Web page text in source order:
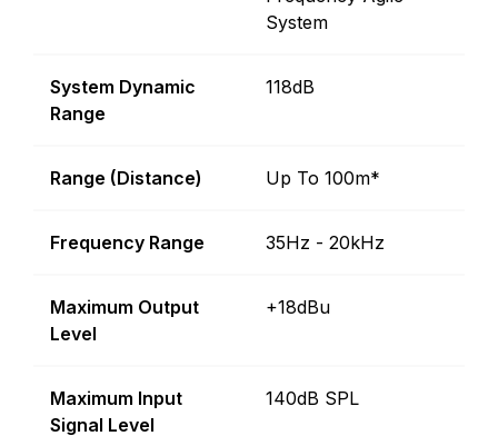
System
System Dynamic
Range
118dB
Range (Distance) Up To 100m*
Frequency Range 35Hz - 20kHz
Maximum Output
Level
+18dBu
Maximum Input
Signal Level
140dB SPL